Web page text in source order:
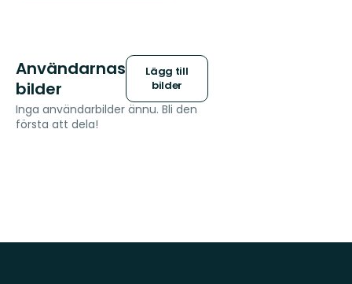
Användarnas
bilder
Lägg till
bilder
Inga användarbilder ännu. Bli den
första att dela!